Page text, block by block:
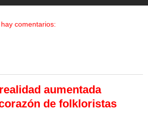
hay comentarios:
aumentada
de folkloristas